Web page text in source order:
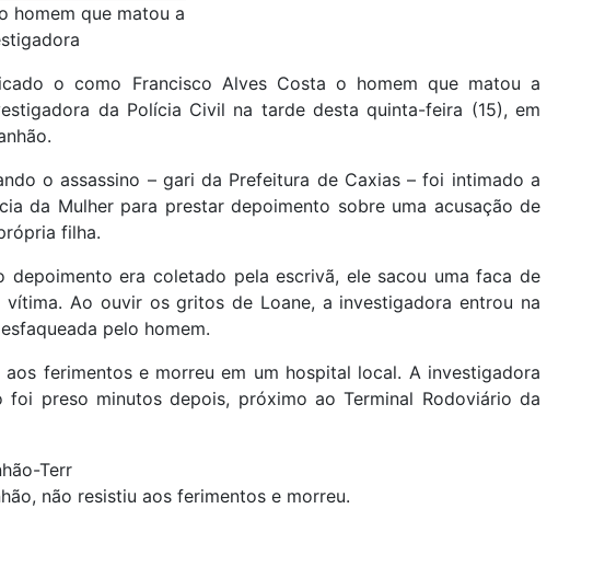
homem que matou a
o como Francisco Alves Costa o homem que matou a
da Polícia Civil na tarde desta quinta-feira (15), em
o assassino – gari da Prefeitura de Caxias – foi intimado a
da Mulher para prestar depoimento sobre uma acusação de
filha.
depoimento era coletado pela escrivã, ele sacou uma faca de
vítima. Ao ouvir os gritos de Loane, a investigadora entrou na
pelo homem.
ferimentos e morreu em um hospital local. A investigadora
foi preso minutos depois, próximo ao Terminal Rodoviário da
não resistiu aos ferimentos e morreu.